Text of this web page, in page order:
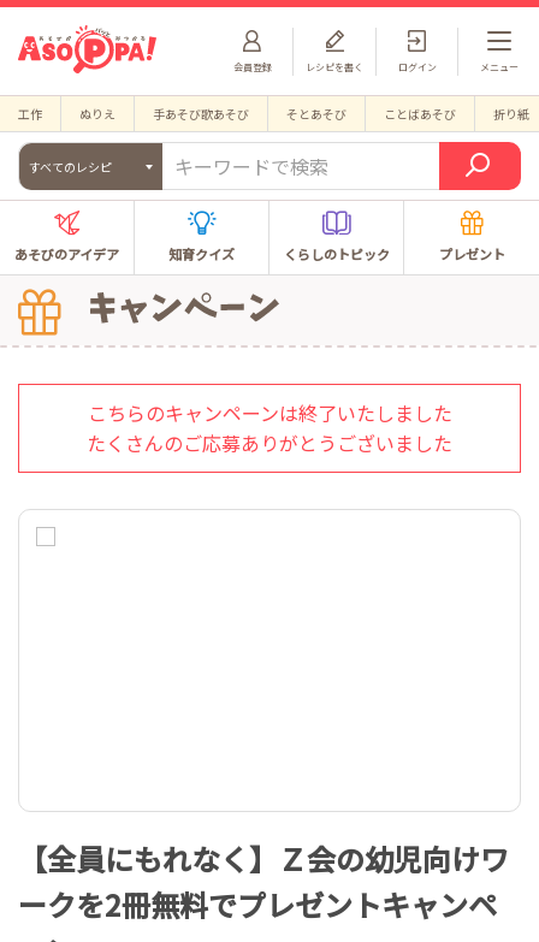
会員登録 ログイン
レシピを書く メニュー
工作 ぬりえ 手あそび歌あそび そとあそび ことばあそび 折り紙
すべてのレシピ
あそびのアイデア 知育クイズ くらしのトピック プレゼント
こちらのキャンペーンは終了いたしました
たくさんのご応募ありがとうございました
【全員にもれなく】Ｚ会の幼児向けワ
ークを2冊無料でプレゼントキャンペ